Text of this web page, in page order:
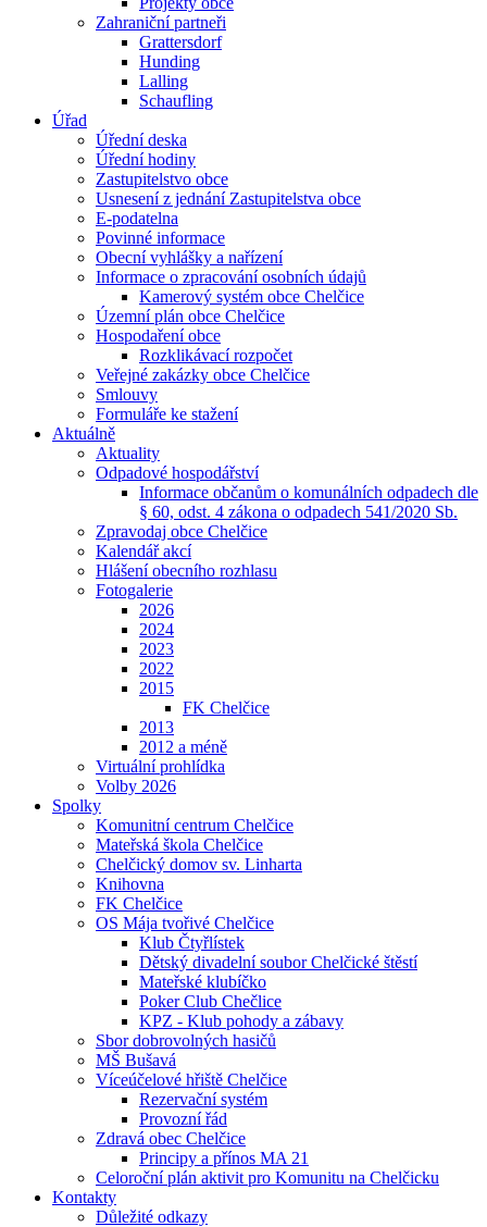
Zahraniční partneři
Grattersdorf
Hunding
Lalling
Schaufling
Úřad
Úřední deska
Úřední hodiny
Zastupitelstvo obce
Usnesení z jednání Zastupitelstva obce
E-podatelna
Povinné informace
Obecní vyhlášky a nařízení
Informace o zpracování osobních údajů
Kamerový systém obce Chelčice
Územní plán obce Chelčice
Hospodaření obce
Rozklikávací rozpočet
Veřejné zakázky obce Chelčice
Smlouvy
Formuláře ke stažení
Aktuálně
Aktuality
Odpadové hospodářství
Informace občanům o komunálních odpadech dle
§ 60, odst. 4 zákona o odpadech 541/2020 Sb.
Zpravodaj obce Chelčice
Kalendář akcí
Hlášení obecního rozhlasu
Fotogalerie
2026
2024
2023
2022
2015
FK Chelčice
2013
2012 a méně
Virtuální prohlídka
Volby 2026
Spolky
Komunitní centrum Chelčice
Mateřská škola Chelčice
Chelčický domov sv. Linharta
Knihovna
FK Chelčice
OS Mája tvořivé Chelčice
Klub Čtyřlístek
Dětský divadelní soubor Chelčické štěstí
Mateřské klubíčko
Poker Club Chečlice
KPZ - Klub pohody a zábavy
Sbor dobrovolných hasičů
MŠ Bušavá
Víceúčelové hřiště Chelčice
Rezervační systém
Provozní řád
Zdravá obec Chelčice
Principy a přínos MA 21
Celoroční plán aktivit pro Komunitu na Chelčicku
Kontakty
Důležité odkazy